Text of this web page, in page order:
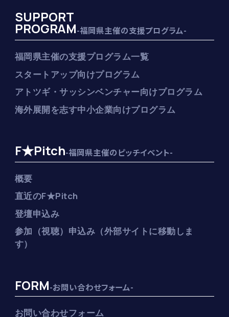
SUPPORT
PROGRAM-福岡県主催の支援プログラム-
福岡県主催の支援プログラム一覧
スタートアップ向けプログラム
アトツギ・サッシンベンチャー向けプログラム
海外展開を志す中小企業向けプログラム
F★Pitch-福岡県主催のピッチイベント-
概要
直近のF★Pitch
登壇申込み
参加（視聴）申込み（外部サイトに移動しま
す）
FORM-お問い合わせフォーム-
お問い合わせフォーム